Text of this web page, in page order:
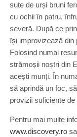
sute de urși bruni
cu ochii în patru,
severă. După ce
își improvizează din
Folosind numai
strămoșii noștri din
acești munți. În
să aprindă un foc,
provizii suficiente de
Pentru mai multe
www.discovery.ro